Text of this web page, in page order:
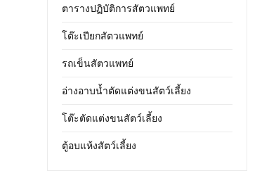
ตารางปฏิบัติการสัตวแพทย์
โต๊ะเปียกสัตวแพทย์
รถเข็นสัตวแพทย์
อ่างอาบน้ำตัดแต่งขนสัตว์เลี้ยง
โต๊ะตัดแต่งขนสัตว์เลี้ยง
ตู้อบแห้งสัตว์เลี้ยง